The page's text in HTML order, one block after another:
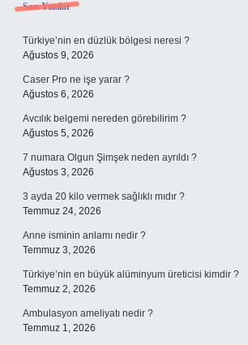
Sidebar
Son Yazılar
Türkiye’nin en düzlük bölgesi neresi ?
Ağustos 9, 2026
Caser Pro ne işe yarar ?
Ağustos 6, 2026
Avcılık belgemi nereden görebilirim ?
Ağustos 5, 2026
7 numara Olgun Şimşek neden ayrıldı ?
Ağustos 3, 2026
3 ayda 20 kilo vermek sağlıklı mıdır ?
Temmuz 24, 2026
Anne isminin anlamı nedir ?
Temmuz 3, 2026
Türkiye’nin en büyük alüminyum üreticisi kimdir ?
Temmuz 2, 2026
Ambulasyon ameliyatı nedir ?
Temmuz 1, 2026